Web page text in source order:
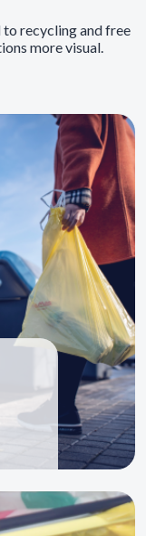
recycling and free
more visual.